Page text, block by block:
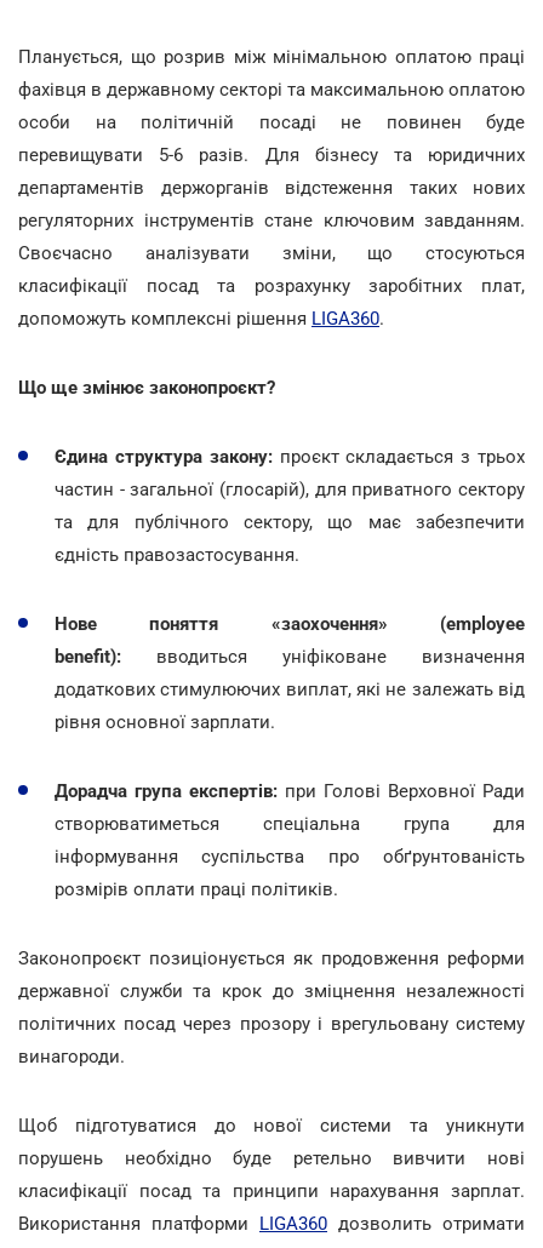
Планується, що розрив між мінімальною оплатою праці
фахівця в державному секторі та максимальною оплатою
особи на політичній посаді не повинен буде
перевищувати 5-6 разів. Для бізнесу та юридичних
департаментів держорганів відстеження таких нових
регуляторних інструментів стане ключовим завданням.
Своєчасно аналізувати зміни, що стосуються
класифікації посад та розрахунку заробітних плат,
допоможуть комплексні рішення LIGA360.
Що ще змінює законопроєкт?
Єдина структура закону:проєкт складається з трьох
частин - загальної (глосарій), для приватного сектору
та для публічного сектору, що має забезпечити
єдність правозастосування.
Нове поняття «заохочення» (employee
benefit): вводиться уніфіковане визначення
додаткових стимулюючих виплат, які не залежать від
рівня основної зарплати.
Дорадча група експертів: при Голові Верховної Ради
створюватиметься спеціальна група для
інформування суспільства про обґрунтованість
розмірів оплати праці політиків.
Законопроєкт позиціонується як продовження реформи
державної служби та крок до зміцнення незалежності
політичних посад через прозору і врегульовану систему
винагороди.
Щоб підготуватися до нової системи та уникнути
порушень необхідно буде ретельно вивчити нові
класифікації посад та принципи нарахування зарплат.
Використання платформи LIGA360 дозволить отримати